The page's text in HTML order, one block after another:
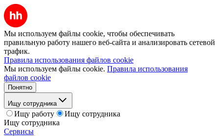
Мы используем файлы cookie, чтобы обеспечивать
правильную работу нашего веб-сайта и анализировать сетевой
трафик.
Правила использования файлов cookie
Мы используем файлы cookie. Правила использования
файлов cookie
Понятно
Ищу сотрудника
Ищу работу
Ищу сотрудника
Ищу сотрудника
Сервисы